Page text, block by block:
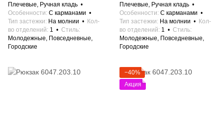
Плечевые, Ручная кладь
Особенности С карманами
Тип застежки
На молнии
Кол-
во отделений 1
Стиль
Молодежные, Повседневные,
Городские
Плечевые, Ручная кладь
Особенности С карманами
Тип застежки
На молнии
Кол-
во отделений 1
Стиль
Молодежные, Повседневные,
Городские
−40%
Акция